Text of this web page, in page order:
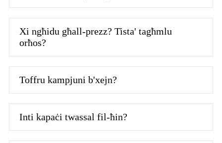
Xi ngħidu għall-prezz? Tista' tagħmlu
orħos?
Toffru kampjuni b'xejn?
Inti kapaċi twassal fil-ħin?